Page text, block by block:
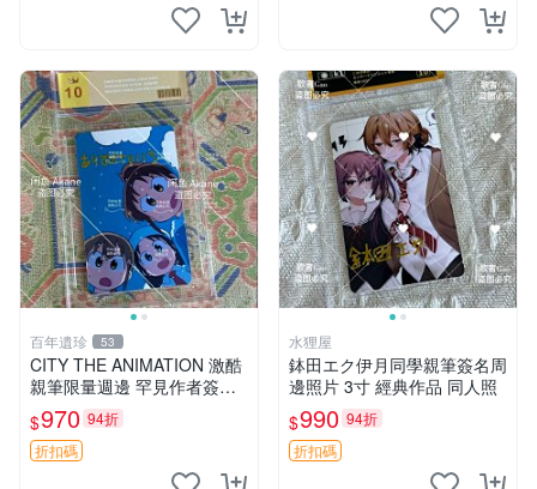
百年遺珍 53
CITY THE ANIMATION 激酷
親筆限量週邊 罕見作者簽名
收藏 現代潮流擺飾 9x9cm 專
家推薦 國際珍藏款 周邊 照片
周邊 尺寸 收藏品
$970 94折
折扣碼
水狸屋
鉢田エク伊月同學親筆簽名周
邊照片 3寸 經典作品 同人照
$990 94折
折扣碼